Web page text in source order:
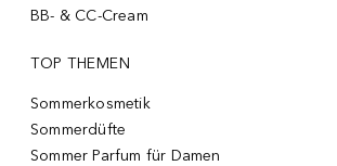
BB- & CC-Cream
TOP THEMEN
Sommerkosmetik
Sommerdüfte
Sommer Parfum für Damen